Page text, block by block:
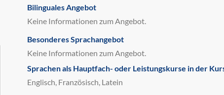
Bilinguales Angebot
Keine Informationen zum Angebot.
Besonderes Sprachangebot
Keine Informationen zum Angebot.
Sprachen als Hauptfach- oder Leistungskurse in der
Englisch, Französisch, Latein